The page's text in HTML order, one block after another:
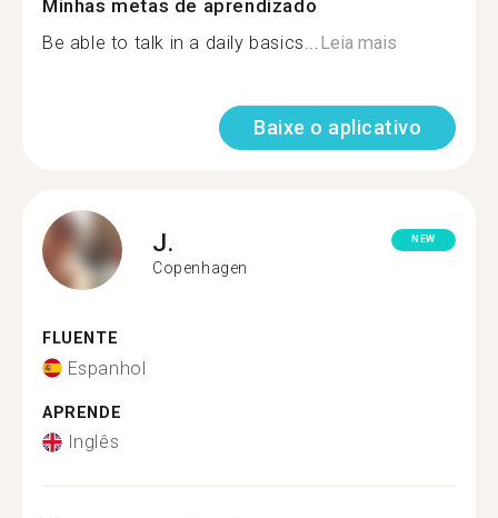
Minhas metas de aprendizado
Be able to talk in a daily basics...Leia mais
Baixe o aplicativo
J.
Copenhagen
NEW
FLUENTE
Espanhol
APRENDE
Inglês